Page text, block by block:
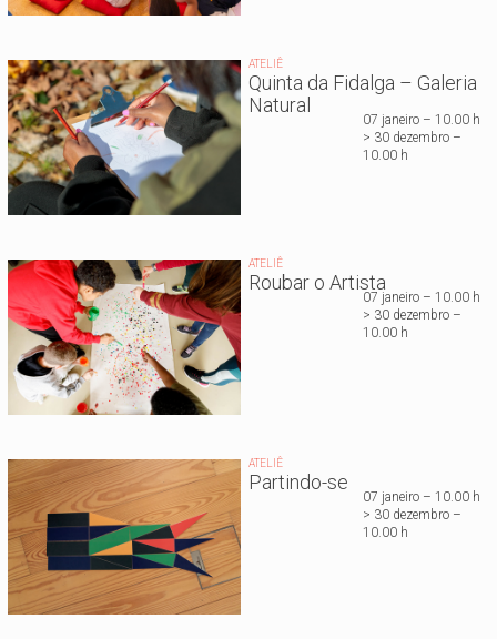
ATELIÊ
Quinta da Fidalga – Galeria
Natural
07 janeiro – 10.00 h
> 30 dezembro –
10.00 h
ATELIÊ
Roubar o Artista
07 janeiro – 10.00 h
> 30 dezembro –
10.00 h
ATELIÊ
Partindo-se
07 janeiro – 10.00 h
> 30 dezembro –
10.00 h